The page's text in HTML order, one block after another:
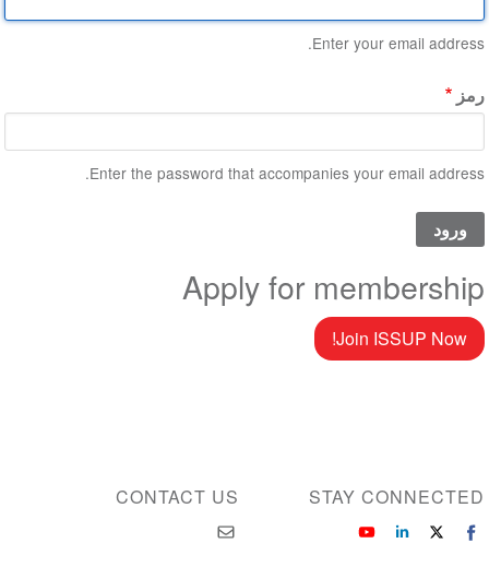
Enter your email address.
رمز
Enter the password that accompanies your email address.
Apply for membership
Join ISSUP Now!
CONTACT US STAY CONNECTED